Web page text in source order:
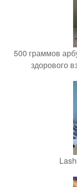
500 граммов
здорового